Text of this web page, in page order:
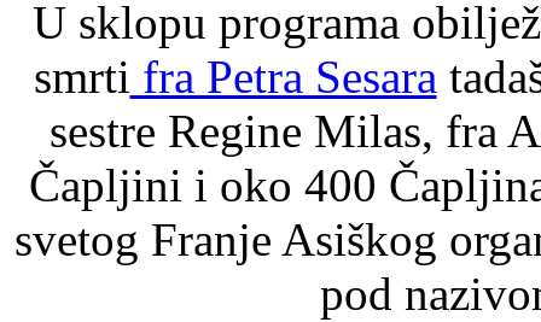
U sklopu programa
smrti fra Petra Sesara
sestre Regine Milas, fra
Čapljini i oko 400
svetog Franje Asiškog
pod